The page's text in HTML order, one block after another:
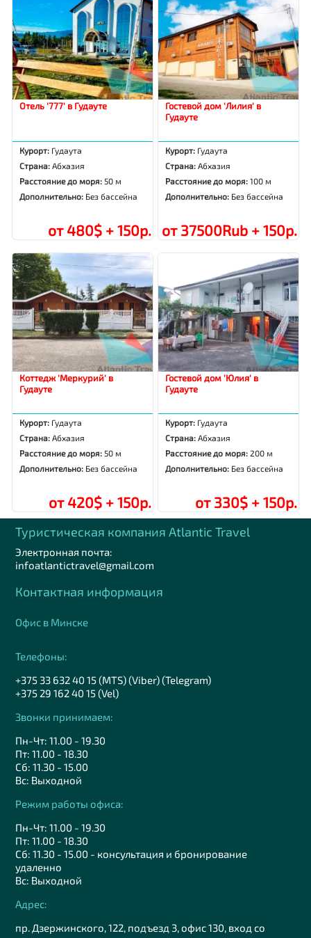
Отель '777' в Гудауте
Курорт: Гудаута
Страна:Абхазия
Расстояние до моря: 50 м
Дополнительно: Без бассейна
от 480$ + 150р.
Гостевой дом 'Лилия' в
Гудауте
Курорт: Гудаута
Страна:Абхазия
Расстояние до моря:100 м
Дополнительно: Без бассейна
от 37500Rub + 150р.
Коттедж 'Меркурий' в
Гудауте
Курорт: Гудаута
Страна:Абхазия
Расстояние до моря: 50 м
Дополнительно: Без бассейна
от 420$ + 150р.
Гостевой дом 'Юлия' в
Гудауте
Курорт: Гудаута
Страна:Абхазия
Расстояние до моря:200 м
Дополнительно: Без бассейна
от 330$ + 150р.
Туристическая компания Аtlantic Travel
Электронная почта:
infoatlantictravel@gmail.com
Контактная информация
Офис в Минске
Телефоны:
+375 33 632 40 15 (MTS) (Viber) (Telegram)
+375 29 162 40 15 (Vel)
Звонки принимаем:
Пн-Чт: 11.00 - 19.30
Пт: 11.00 - 18.30
Сб: 11.30 - 15.00
Вс: Выходной
Режим работы офиса:
Пн-Чт: 11.00 - 19.30
Пт: 11.00 - 18.30
Сб: 11.30 - 15.00 - консультация и бронирование
удаленно
Вс: Выходной
Адрес:
пр. Дзержинского, 122, подъезд 3, офис 130, вход со